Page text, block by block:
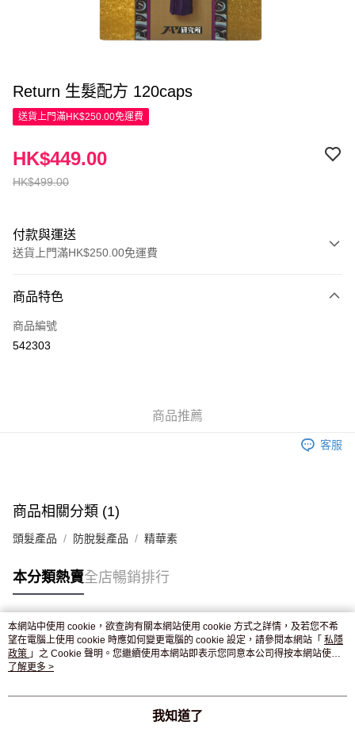
Return 生髮配方 120caps
送貨上門滿HK$250.00免運費
HK$499.00
HK$449.00
付款與運送
送貨上門滿HK$250.00免運費
信用卡
Apple Pay
付款後門市自取，訂單確認後2-4個工作天到店，7天內取。逾期後
商品特色
商品編號
542303
商品推薦
客服
商品相關分類 (1)
頭髮產品 防脫髮產品 精華素
本分類熱賣全店暢銷排行
熱門標籤
熱銷排行
本網站中使用 cookie，欲查詢有關本網站使用 cookie 方式之詳情，及若您不希
望在電腦上使用 cookie 時應如何變更電腦的 cookie 設定，請參閱本網站「 私隱
政策 」之 Cookie 聲明。您繼續使用本網站即表示您同意本公司得按本網站使用
條款之 Cookie 聲明使用 cookie。
了解更多 >
我知道了